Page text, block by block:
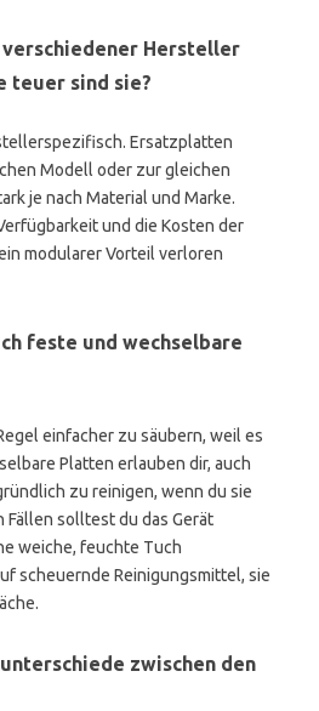
Hersteller
teuer sind sie?
Ersatzplatten
Modell oder zur gleichen
je nach Material und Marke.
und die Kosten der
modularer Vorteil verloren
feste und wechselbare
einfacher zu säubern, weil es
Platten erlauben dir, auch
zu reinigen, wenn du sie
Fällen solltest du das Gerät
weiche, feuchte Tuch
scheuernde Reinigungsmittel, sie
zwischen den